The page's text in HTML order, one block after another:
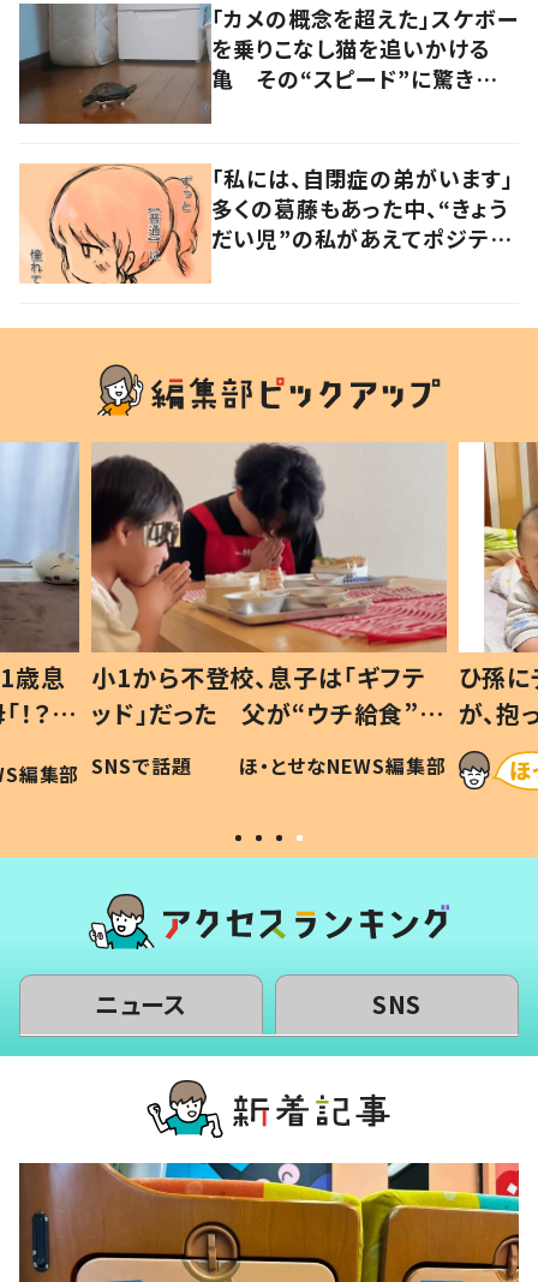
「カメの概念を超えた」スケボー
を乗りこなし猫を追いかける
亀 その“スピード”に驚きの
「私には、自閉症の弟がいます」
多くの葛藤もあった中、“きょう
だい児”の私があえてポジティ
歳息
？」
編集部
小1から不登校、息子は「ギフテ
ッド」だった 父が“ウチ給食”を
作り続ける理由とは #令和の親
#令和の子
SNSで話題 ほ・とせなNEWS編集部
ひ孫
が、
「涙が
い」
ニュース SNS